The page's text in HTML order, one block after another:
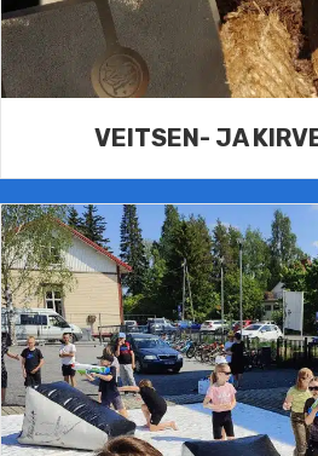
VEITSEN- JA